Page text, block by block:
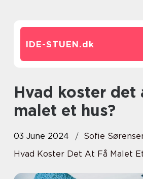
IDE-STUEN.dk
Hvad koster det at få
malet et hus?
03 June 2024
Sofie
Hvad Koster Det At Få Malet